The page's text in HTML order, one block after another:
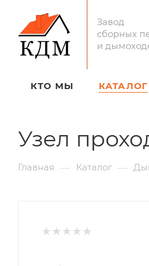
Завод
сборных
и
КТО МЫ КАТАЛОГ
Узел
Главная — Каталог —